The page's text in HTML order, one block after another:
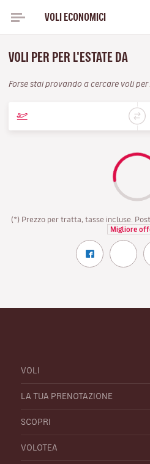
VOLI ECONOMICI
VOLI PER PER L'ESTATE DA
Forse stai provando a cercare voli per
(*) Prezzo per tratta, tasse incluse.
Migliore
VOLI
LA TUA PRENOTAZIONE
SCOPRI
VOLOTEA